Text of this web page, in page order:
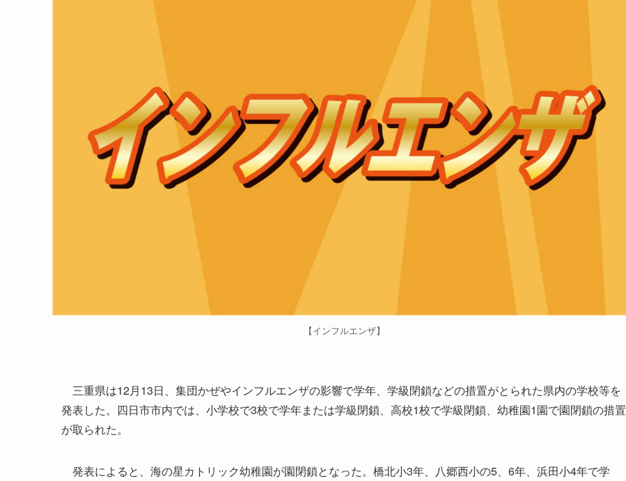
【インフルエンザ】
三重県は12月13日、集団かぜやインフルエンザの影響で学年、学級閉鎖などの措置がとられた県内の学校等を
発表した。四日市市内では、小学校で3校で学年または学級閉鎖、高校1校で学級閉鎖、幼稚園1園で園閉鎖の措置
が取られた。
発表によると、海の星カトリック幼稚園が園閉鎖となった。橋北小3年、八郷西小の5、6年、浜田小4年で学